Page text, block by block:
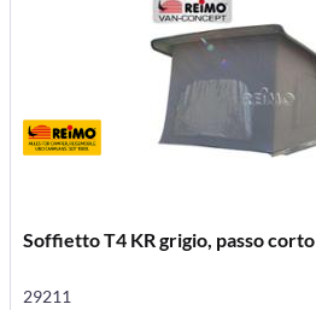
Soffietto T4 KR grigio, passo corto
29211